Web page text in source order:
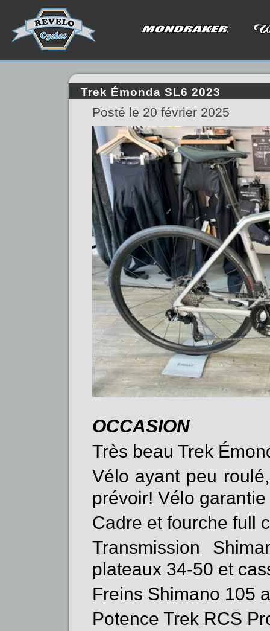
Trek Émonda SL6 2023
Posté le 20 février 2025
OCCASION
Très beau Trek
Vélo ayant peu
prévoir! Vélo garantie
Cadre et fourche full
Transmission
plateaux 34-50 et
Freins Shimano 105
Potence Trek RCS